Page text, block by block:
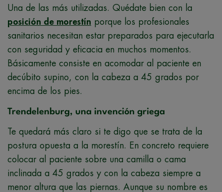
Una de las más utilizadas. Quédate bien con la
posición de morestín porque los profesionales
sanitarios necesitan estar preparados para ejecutarla
con seguridad y eficacia en muchos momentos.
Básicamente consiste en acomodar al paciente en
decúbito supino, con la cabeza a 45 grados por
encima de los pies.
Trendelenburg, una invención griega
Te quedará más claro si te digo que se trata de la
postura opuesta a la morestín. En concreto requiere
colocar al paciente sobre una camilla o cama
inclinada a 45 grados y con la cabeza siempre a
menor altura que las piernas. Aunque su nombre es